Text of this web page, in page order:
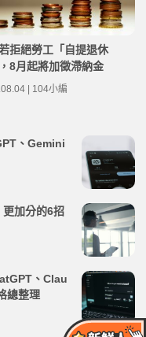
拒絕勞工「自提退休
8月起將加徵滯納金
| 104小編
、Gemini
更加分的6招
、Clau
總整理